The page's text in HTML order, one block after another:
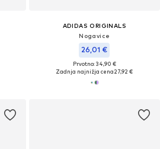
ADIDAS ORIGINALS
Nogavice
26,01 €
Prvotno: 34,90 €
Zadnja najnižja cena27,92 €